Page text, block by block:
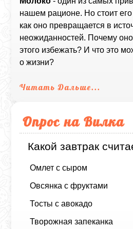
нашем рационе. Но стоит его
как оно превращается в
неожиданностей. Почему оно
этого избежать? И что это
о жизни?
Читать Дальше...
Опрос на Вилка
Какой завтрак
Омлет с сыром
Овсянка с фруктами
Тосты с авокадо
Творожная запеканка